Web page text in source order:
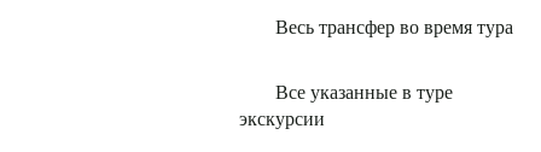
Весь трансфер во время тура
Все указанные в туре
экскурсии